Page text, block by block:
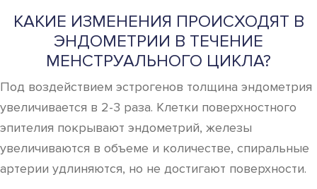
КАКИЕ ИЗМЕНЕНИЯ ПРОИСХОДЯТ В
ЭНДОМЕТРИИ В ТЕЧЕНИЕ
МЕНСТРУАЛЬНОГО ЦИКЛА?
Под воздействием эстрогенов толщина эндометрия
увеличивается в 2-3 раза. Клетки поверхностного
эпителия покрывают эндометрий, железы
увеличиваются в объеме и количестве, спиральные
артерии удлиняются, но не достигают поверхности.